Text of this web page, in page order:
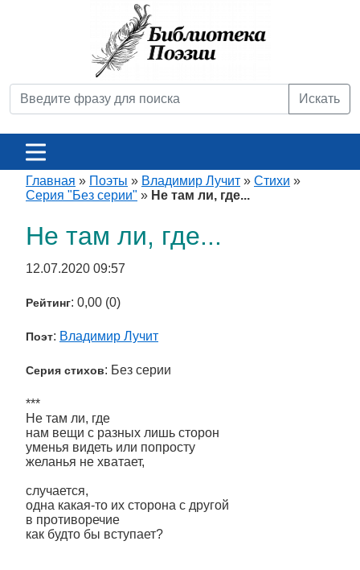
Искать
Главная » Поэты » Владимир Лучит » Стихи »
Серия "Без серии" » Не там ли, где...
Не там ли, где...
12.07.2020 09:57
Рейтинг: 0,00 (0)
Поэт: Владимир Лучит
Серия стихов: Без серии
***
Не там ли, где
нам вещи с разных лишь сторон
уменья видеть или попросту
желанья не хватает,
случается,
одна какая-то их сторона с другой
в противоречие
как будто бы вступает?